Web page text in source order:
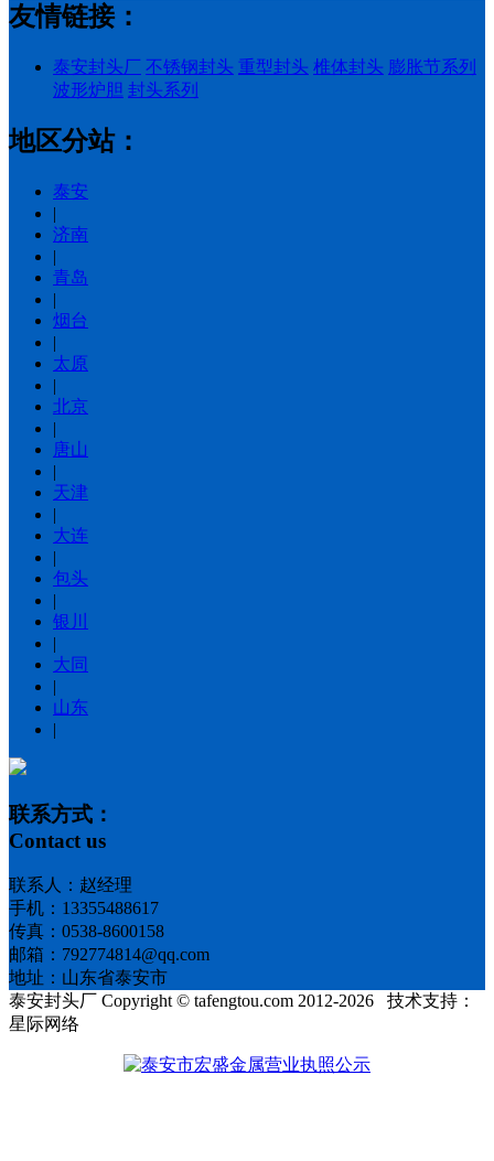
友情链接：
泰安封头厂 不锈钢封头 重型封头 椎体封头 膨胀节系列
波形炉胆 封头系列
地区分站：
泰安
|
济南
|
青岛
|
烟台
|
太原
|
北京
|
唐山
|
天津
|
大连
|
包头
|
银川
|
大同
|
山东
|
联系方式：
Contact us
联系人：赵经理
手机：13355488617
传真：0538-8600158
邮箱：792774814@qq.com
地址：山东省泰安市
泰安封头厂 Copyright © tafengtou.com 2012-2026 技术支持：
星际网络